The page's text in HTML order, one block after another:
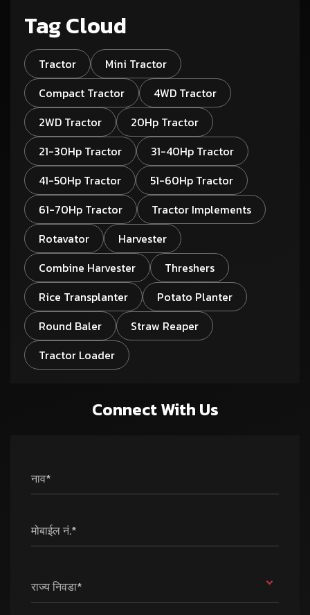
Tag Cloud
Tractor
Mini Tractor
Compact Tractor
4WD Tractor
2WD Tractor
20Hp Tractor
21-30Hp Tractor
31-40Hp Tractor
41-50Hp Tractor
51-60Hp Tractor
61-70Hp Tractor
Tractor Implements
Rotavator
Harvester
Combine Harvester
Threshers
Rice Transplanter
Potato Planter
Round Baler
Straw Reaper
Tractor Loader
Connect With Us
नाव*
मोबाईल नं.*
राज्य निवडा*